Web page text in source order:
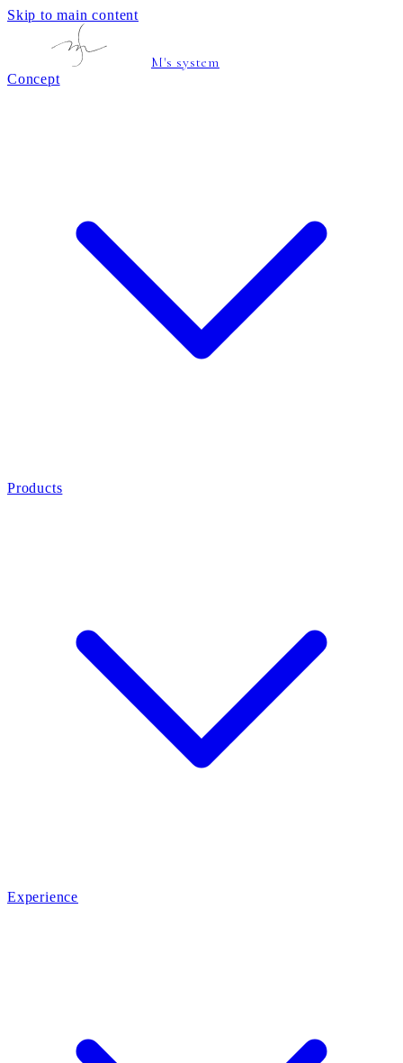
Skip to main content
M's system
Concept
Products
Experience